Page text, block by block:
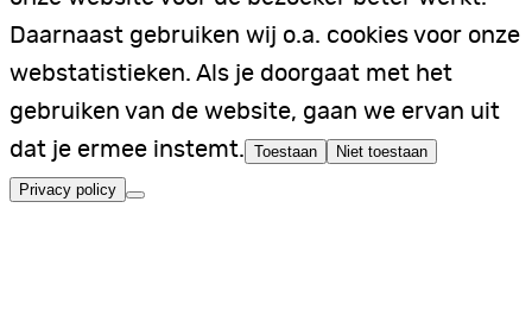
Daarnaast gebruiken wij o.a. cookies voor onze
webstatistieken. Als je doorgaat met het
gebruiken van de website, gaan we ervan uit
dat je ermee instemt. Toestaan Niet toestaan
Privacy policy